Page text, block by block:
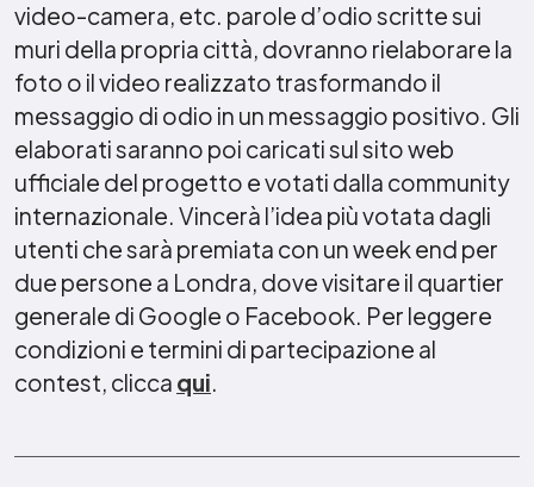
video-camera, etc. parole d’odio scritte sui
muri della propria città, dovranno rielaborare la
foto o il video realizzato trasformando il
messaggio di odio in un messaggio positivo. Gli
elaborati saranno poi caricati sul sito web
ufficiale del progetto e votati dalla community
internazionale. Vincerà l’idea più votata dagli
utenti che sarà premiata con un week end per
due persone a Londra, dove visitare il quartier
generale di Google o Facebook. Per leggere
condizioni e termini di partecipazione al
contest, clicca qui.